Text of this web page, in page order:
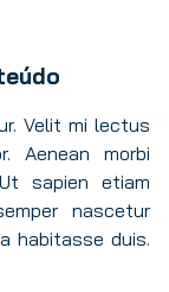
Velit mi lectus
Aenean morbi
sapien etiam
nascetur
habitasse duis.